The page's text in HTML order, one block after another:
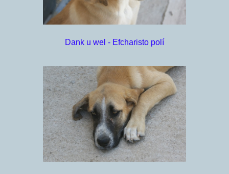
Dank u wel - Efcharisto polí